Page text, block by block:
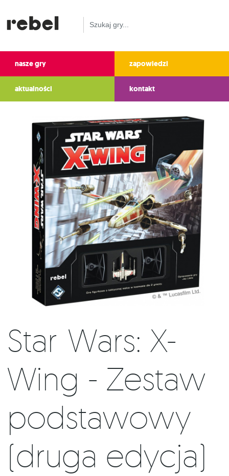
nasze gry zapowiedzi
aktualności kontakt
Star Wars: X-
Wing - Zestaw
podstawowy
(druga edycja)